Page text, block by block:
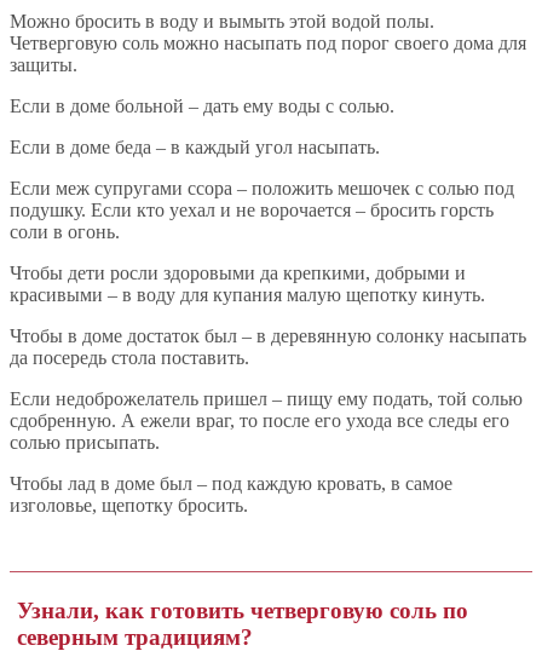
Можно бросить в воду и вымыть этой водой полы.
Четверговую соль можно насыпать под порог своего дома для
защиты.
Если в доме больной – дать ему воды с солью.
Если в доме беда – в каждый угол насыпать.
Если меж супругами ссора – положить мешочек с солью под
подушку. Если кто уехал и не ворочается – бросить горсть
соли в огонь.
Чтобы дети росли здоровыми да крепкими, добрыми и
красивыми – в воду для купания малую щепотку кинуть.
Чтобы в доме достаток был – в деревянную солонку насыпать
да посередь стола поставить.
Если недоброжелатель пришел – пищу ему подать, той солью
сдобренную. А ежели враг, то после его ухода все следы его
солью присыпать.
Чтобы лад в доме был – под каждую кровать, в самое
изголовье, щепотку бросить.
Узнали, как готовить четверговую соль по
северным традициям?